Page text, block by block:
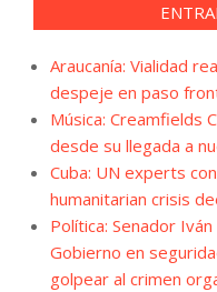
Araucanía: Vialidad
despeje en paso
Música: Creamfields
desde su llegada a
Cuba: UN experts
humanitarian crisis
Política: Senador
Gobierno en
golpear al crimen